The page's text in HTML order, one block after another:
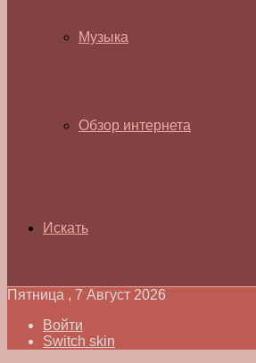
Музыка
Обзор интернета
Искать
Пятница , 7 Август 2026
Войти
Switch skin